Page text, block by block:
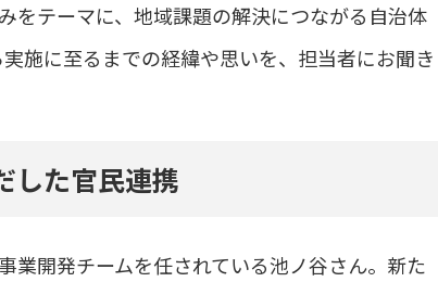
をテーマに、地域課題の解決につながる自治体
施に至るまでの経緯や思いを、担当者にお聞き
した官民連携
業開発チームを任されている池ノ谷さん。新た